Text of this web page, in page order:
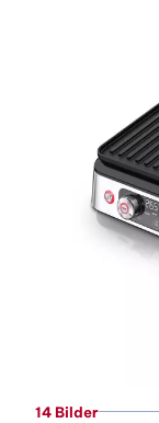
14 Bilder